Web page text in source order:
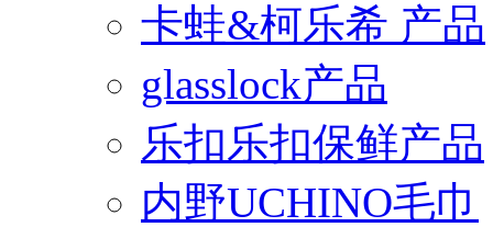
卡蛙&柯乐希 产品
glasslock产品
乐扣乐扣保鲜产品
内野UCHINO毛巾